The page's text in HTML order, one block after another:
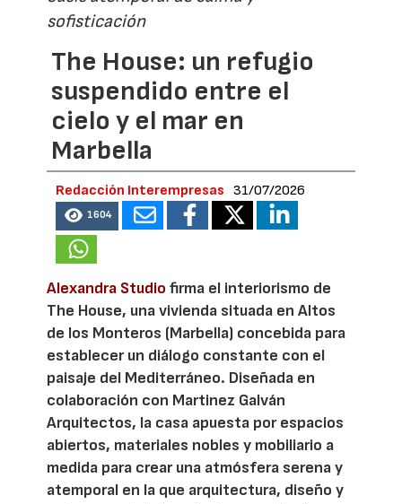
sofisticación
The House: un refugio
suspendido entre el
cielo y el mar en
Marbella
Redacción Interempresas 31/07/2026
1604
Alexandra Studio firma el interiorismo de
The House, una vivienda situada en Altos
de los Monteros (Marbella) concebida para
establecer un diálogo constante con el
paisaje del Mediterráneo. Diseñada en
colaboración con Martinez Galván
Arquitectos, la casa apuesta por espacios
abiertos, materiales nobles y mobiliario a
medida para crear una atmósfera serena y
atemporal en la que arquitectura, diseño y